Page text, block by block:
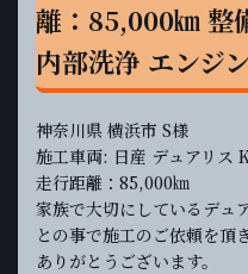
離：85,000㎞ 整
内部洗浄 エンジ
神奈川県 横浜市 S様
施工車両: 日産 デュアリス
走行距離：85,000㎞
家族で大切にしているデュ
との事で施工のご依頼を頂
ありがとうございます。